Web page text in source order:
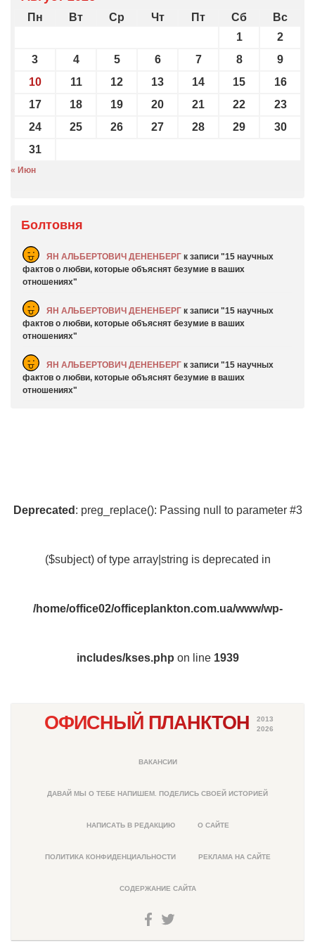
Пн Вт Ср Чт Пт Сб
Вс
1
2
3
4 5 6 7 8
9
10
11 12 13 14 15
16
17
18 19 20 21 22
23
24
25 26 27 28 29
30
31
« Июн
Болтовня
ЯН АЛЬБЕРТОВИЧ ДЕНЕНБЕРГ к записи
15 научных
фактов о любви, которые объяснят безумие в ваших
отношениях
ЯН АЛЬБЕРТОВИЧ ДЕНЕНБЕРГ к записи
15 научных
фактов о любви, которые объяснят безумие в ваших
отношениях
ЯН АЛЬБЕРТОВИЧ ДЕНЕНБЕРГ к записи
15 научных
фактов о любви, которые объяснят безумие в ваших
отношениях
Deprecated : preg_replace(): Passing null to parameter #3
($subject) of type array|string is deprecated in
/home/office02/officeplankton.com.ua/www/wp-
includes/kses.php on line 1939
ОФИСНЫЙ ПЛАНКТОН
2013
2026
ВАКАНСИИ
ДАВАЙ МЫ О ТЕБЕ НАПИШЕМ. ПОДЕЛИСЬ СВОЕЙ ИСТОРИЕЙ
НАПИСАТЬ В РЕДАКЦИЮ О САЙТЕ
ПОЛИТИКА КОНФИДЕНЦИАЛЬНОСТИ РЕКЛАМА НА САЙТЕ
СОДЕРЖАНИЕ САЙТА